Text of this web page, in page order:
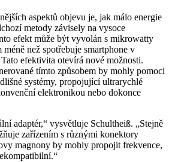
aspektů objevu je, jak málo energie
metody závisely na vysoce
efekt může být vyvolán s mikrowatty
než spotřebuje smartphone v
efektivita otevírá nové možnosti.
tímto způsobem by mohly pomoci
systémy, propojující ultrarychlé
elektronikou nebo dokonce
adaptér,“ vysvětluje Schultheiß. „Stejně
zařízením s různými konektory
magnony by mohly propojit frekvence,